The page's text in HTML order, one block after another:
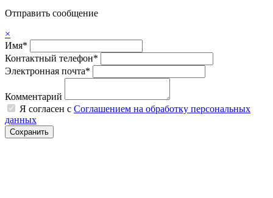
Отправить сообщение
×
Имя*
Контактный телефон*
Электронная почта*
Комментарий
Я согласен с Соглашением на обработку персональных
данных